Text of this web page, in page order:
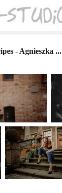
- Agnieszka ...